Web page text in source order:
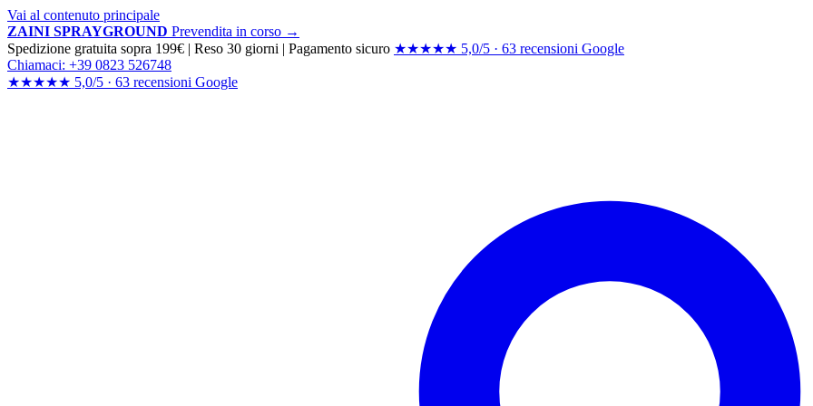
Vai al contenuto principale
ZAINI SPRAYGROUND Prevendita in corso →
Spedizione gratuita sopra 199€ | Reso 30 giorni | Pagamento sicuro ★★★★★ 5,0/5 · 63 recensioni Google
Chiamaci: +39 0823 526748
★★★★★ 5,0/5 · 63 recensioni Google